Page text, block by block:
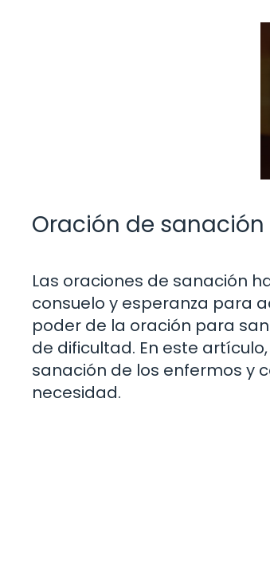
Oración de
Las oraciones de sanación
consuelo y esperanza para
poder de la oración para
de dificultad. En este
sanación de los enfermos y
necesidad.